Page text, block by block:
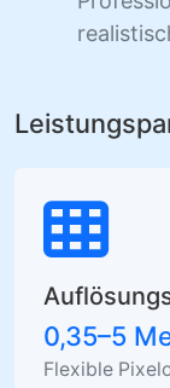
0,35–5
Flexible